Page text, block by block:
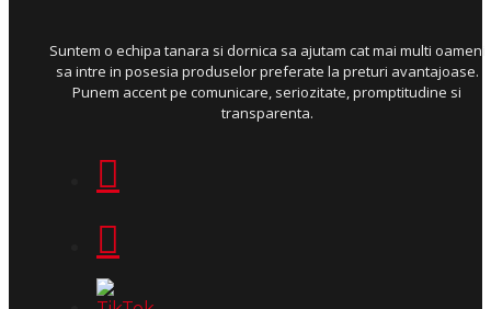
Suntem o echipa tanara si dornica sa ajutam cat mai multi oameni
sa intre in posesia produselor preferate la preturi avantajoase.
Punem accent pe comunicare, seriozitate, promptitudine si
transparenta.